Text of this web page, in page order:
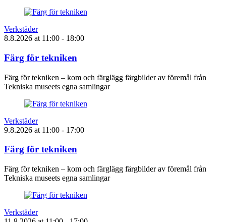
Verkstäder
8.8.2026 at 11:00 - 18:00
Färg för tekniken
Färg för tekniken – kom och färglägg färgbilder av föremål från
Tekniska museets egna samlingar
Verkstäder
9.8.2026 at 11:00 - 17:00
Färg för tekniken
Färg för tekniken – kom och färglägg färgbilder av föremål från
Tekniska museets egna samlingar
Verkstäder